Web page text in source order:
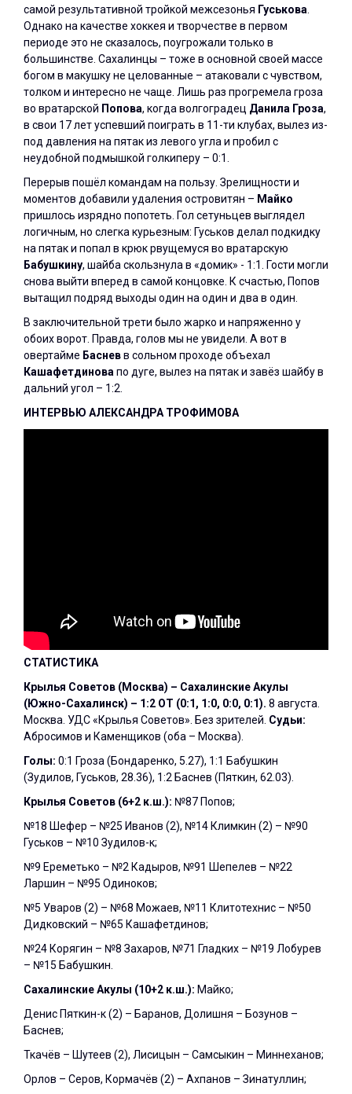
самой результативной тройкой межсезонья Гуськова
Однако на качестве хоккея и творчестве в первом
периоде это не сказалось, поугрожали только в
большинстве. Сахалинцы – тоже в основной своей массе
богом в макушку не целованные – атаковали с чувством,
толком и интересно не чаще. Лишь раз прогремела гроза
во вратарской Попова, когда волгоградец Данила Гроза,
в свои 17 лет успевший поиграть в 11-ти клубах, вылез из-
под давления на пятак из левого угла и пробил с
неудобной подмышкой голкиперу – 0:1.
Перерыв пошёл командам на пользу. Зрелищности и
моментов добавили удаления островитян – Майко
пришлось изрядно попотеть. Гол сетуньцев выглядел
логичным, но слегка курьезным: Гуськов делал подкидку
на пятак и попал в крюк рвущемуся во вратарскую
Бабушкину, шайба скользнула в «домик» - 1:1. Гости могли
снова выйти вперед в самой концовке. К счастью, Попов
вытащил подряд выходы один на один и два в один.
В заключительной трети было жарко и напряженно у
обоих ворот. Правда, голов мы не увидели. А вот в
овертайме Басневв сольном проходе объехал
Кашафетдинова по дуге, вылез на пятак и завёз шайбу в
дальний угол – 1:2.
ИНТЕРВЬЮ АЛЕКСАНДРА ТРОФИМОВА
СТАТИСТИКА
Крылья Советов (Москва) – Сахалинские Акулы
(Южно-Сахалинск) – 1:2 ОТ (0:1, 1:0, 0:0, 0:1). 8 августа.
Москва. УДС «Крылья Советов». Без зрителей. Судьи:
Абросимов и Каменщиков (оба – Москва).
Голы: 0:1 Гроза (Бондаренко, 5.27), 1:1 Бабушкин
(Зудилов, Гуськов, 28.36), 1:2 Баснев (Пяткин, 62.03).
Крылья Советов (6+2 к.ш.): №87 Попов;
№18 Шефер – №25 Иванов (2), №14 Климкин (2) – №90
Гуськов – №10 Зудилов-к;
№9 Ереметько – №2 Кадыров, №91 Шепелев – №22
Ларшин – №95 Одиноков;
№5 Уваров (2) – №68 Можаев, №11 Клитотехнис – №50
Дидковский – №65 Кашафетдинов;
№24 Корягин – №8 Захаров, №71 Гладких – №19 Лобурев
– №15 Бабушкин.
Сахалинские Акулы (10+2 к.ш.): Майко;
Денис Пяткин-к (2) – Баранов, Долишня – Бозунов –
Баснев;
Ткачёв – Шутеев (2), Лисицын – Самсыкин – Миннеханов;
Орлов – Серов, Кормачёв (2) – Ахпанов – Зинатуллин;